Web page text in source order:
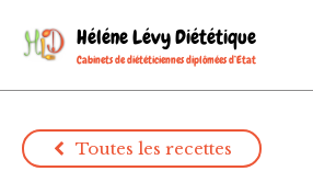
Héléne Lévy Diététique
Cabinets de diététiciennes diplômées d’Etat
Toutes les recettes